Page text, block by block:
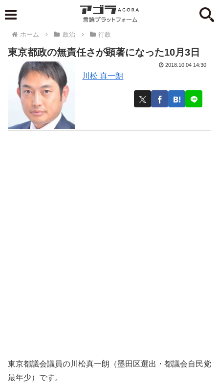
ホーム 政治 行政
東京都政の無責任さが顕著になった10月3日
川松 真一朗
2018.10.04 14:30
東京都議会議員の川松真一朗（墨田区選出・都議会自民党
最年少）です。